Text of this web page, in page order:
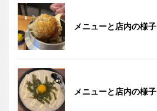
メニューと店内の様子
メニューと店内の様子